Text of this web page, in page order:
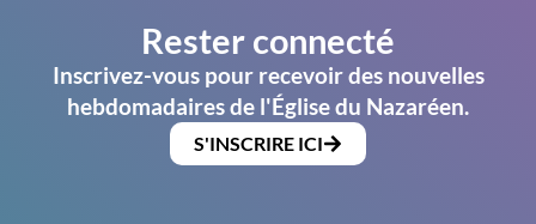
Rester connecté
Inscrivez-vous pour recevoir des nouvelles
hebdomadaires de l'Église du Nazaréen.
S'INSCRIRE ICI